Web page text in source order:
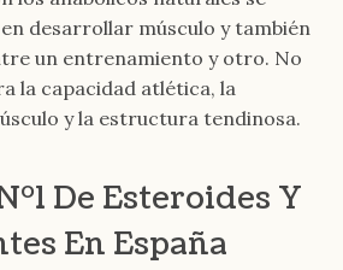
desarrollar músculo y también
un entrenamiento y otro. No
la capacidad atlética, la
y la estructura tendinosa.
De Esteroides Y
En España